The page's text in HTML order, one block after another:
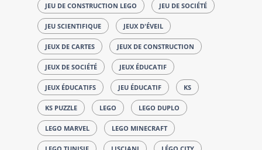
JEU DE CONSTRUCTION LEGO JEU DE SOCIÉTÉ
JEU SCIENTIFIQUE JEUX D'ÉVEIL
JEUX DE CARTES JEUX DE CONSTRUCTION
JEUX DE SOCIÉTÉ JEUX ÉDUCATIF
JEUX ÉDUCATIFS JEU ÉDUCATIF KS
KS PUZZLE LEGO LEGO DUPLO
LEGO MARVEL LEGO MINECRAFT